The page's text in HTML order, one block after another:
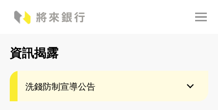
資訊揭露
洗錢防制宣導公告